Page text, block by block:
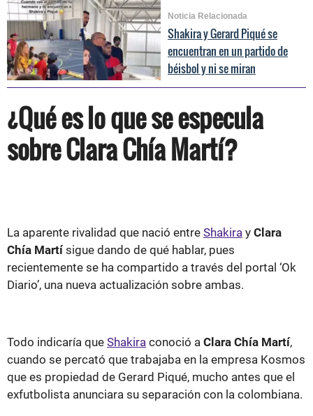
Noticia Relacionada
Shakira y Gerard Piqué se
encuentran en un partido de
béisbol y ni se miran
¿Qué es lo que se especula
sobre Clara Chía Martí?
La aparente rivalidad que nació entre Shakira y Clara
Chía Martísigue dando de qué hablar, pues
recientemente se ha compartido a través del portal ‘Ok
Diario’, una nueva actualización sobre ambas.
Todo indicaría que Shakira conoció a Clara Chía Martí,
cuando se percató que trabajaba en la empresa Kosmos
que es propiedad de Gerard Piqué, mucho antes que el
exfutbolista anunciara su separación con la colombiana.